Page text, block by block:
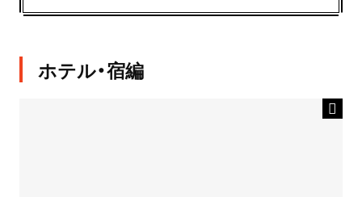
ホテル・宿編